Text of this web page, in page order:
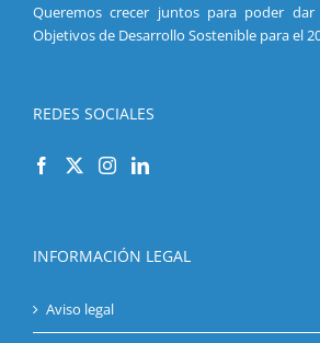
Queremos crecer juntos para poder
Objetivos de Desarrollo Sostenible para el
REDES SOCIALES
INFORMACIÓN LEGAL
Aviso legal